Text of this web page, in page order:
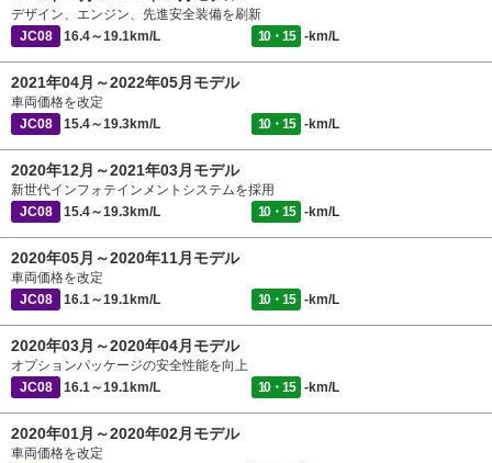
デザイン、エンジン、先進安全装備を刷新
JC08
16.4～19.1km/L 10・15 -km/L
2021年04月～2022年05月モデル
車両価格を改定
JC08
15.4～19.3km/L 10・15 -km/L
2020年12月～2021年03月モデル
新世代インフォテインメントシステムを採用
JC08
15.4～19.3km/L 10・15 -km/L
2020年05月～2020年11月モデル
車両価格を改定
JC08
16.1～19.1km/L 10・15 -km/L
2020年03月～2020年04月モデル
オプションパッケージの安全性能を向上
JC08
16.1～19.1km/L 10・15 -km/L
2020年01月～2020年02月モデル
車両価格を改定